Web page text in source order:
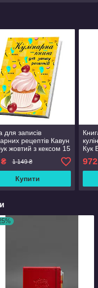
для записів
рецептів Кавун
жовтий з кексом 15
A5 360 стор
1 149 ₴
Купити
Кук
972